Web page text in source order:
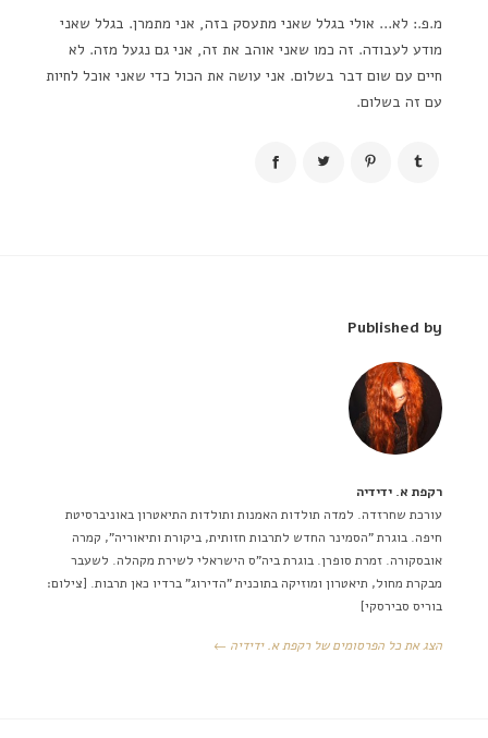
מ.פ.: לא… אולי בגלל שאני מתעסק בזה, אני מתמרן. בגלל שאני
מודע לעבודה. זה כמו שאני אוהב את זה, אני גם נגעל מזה. לא
חיים עם שום דבר בשלום. אני עושה את הכול כדי שאני אוכל לחיות
עם זה בשלום.
Published by
רקפת א. ידידיה
עורכת שחרזדה. למדה תולדות האמנות ותולדות התיאטרון באוניברסיטת
חיפה. בוגרת "הסמינר החדש לתרבות חזותית, ביקורת ותיאוריה", קמרה
אובסקורה. זמרת סופרן. בוגרת ביה"ס הישראלי לשירת מקהלה. לשעבר
מבקרת מחול, תיאטרון ומוזיקה בתוכנית "הדירוג" ברדיו כאן תרבות. [צילום:
בוריס סבירסקי]
הצג את כל הפרסומים של רקפת א. ידידיה ←